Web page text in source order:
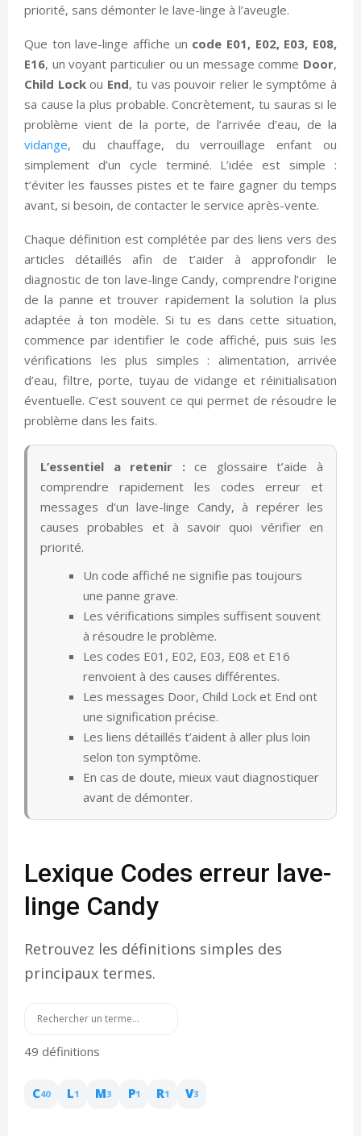
priorité, sans démonter le lave-linge à l’aveugle.
Que ton lave-linge affiche un code E01, E02, E03, E08,
E16, un voyant particulier ou un message comme Door,
Child Lockou End, tu vas pouvoir relier le symptôme à
sa cause la plus probable. Concrètement, tu sauras si le
problème vient de la porte, de l’arrivée d’eau, de la
vidange, du chauffage, du verrouillage enfant ou
simplement d’un cycle terminé. L’idée est simple :
t’éviter les fausses pistes et te faire gagner du temps
avant, si besoin, de contacter le service après-vente.
Chaque définition est complétée par des liens vers des
articles détaillés afin de t’aider à approfondir le
diagnostic de ton lave-linge Candy, comprendre l’origine
de la panne et trouver rapidement la solution la plus
adaptée à ton modèle. Si tu es dans cette situation,
commence par identifier le code affiché, puis suis les
vérifications les plus simples : alimentation, arrivée
d’eau, filtre, porte, tuyau de vidange et réinitialisation
éventuelle. C’est souvent ce qui permet de résoudre le
problème dans les faits.
L’essentiel a retenir :ce glossaire t’aide à
comprendre rapidement les codes erreur et
messages d’un lave-linge Candy, à repérer les
causes probables et à savoir quoi vérifier en
priorité.
Un code affiché ne signifie pas toujours
une panne grave.
Les vérifications simples suffisent souvent
à résoudre le problème.
Les codes E01, E02, E03, E08 et E16
renvoient à des causes différentes.
Les messages Door, Child Lock et End ont
une signification précise.
Les liens détaillés t’aident à aller plus loin
selon ton symptôme.
En cas de doute, mieux vaut diagnostiquer
avant de démonter.
Lexique Codes erreur lave-
linge Candy
Retrouvez les définitions simples des
principaux termes.
49 définitions
C40 L1 M3 P1 R1 V3